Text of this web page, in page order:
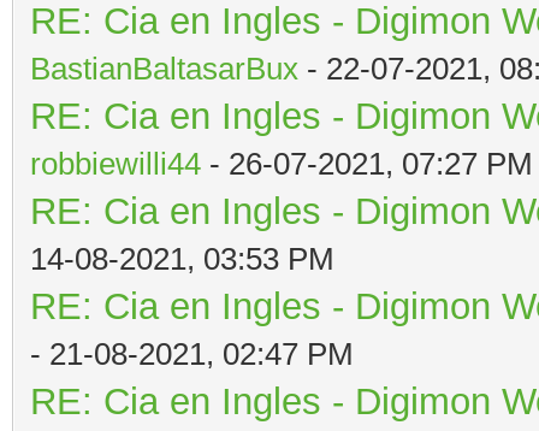
RE: Cia en Ingles - Digimon
BastianBaltasarBux - 22-07-2021,
RE: Cia en Ingles - Digimon
robbiewilli44 - 26-07-2021, 07:27 PM
RE: Cia en Ingles - Digimon
14-08-2021, 03:53 PM
RE: Cia en Ingles - Digimon
- 21-08-2021, 02:47 PM
RE: Cia en Ingles - Digimon